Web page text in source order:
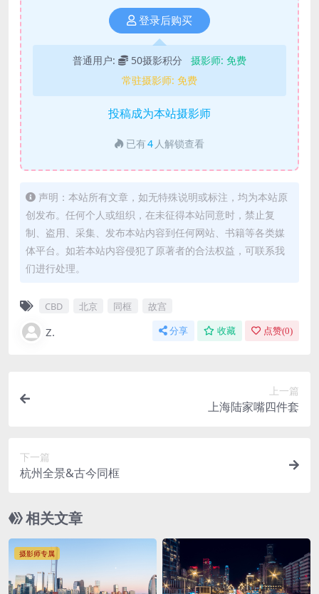
登录后购买
普通用户: 50摄影积分 摄影师: 免费
常驻摄影师: 免费
投稿成为本站摄影师
已有4 人解锁查看
声明：本站所有文章，如无特殊说明或标注，均为本站原
创发布。任何个人或组织，在未征得本站同意时，禁止复
制、盗用、采集、发布本站内容到任何网站、书籍等各类媒
体平台。如若本站内容侵犯了原著者的合法权益，可联系我
们进行处理。
CBD 北京 同框 故宫
Z. 分享 收藏 点赞(0)
上一篇
上海陆家嘴四件套
下一篇
杭州全景&古今同框
相关文章
摄影师专属